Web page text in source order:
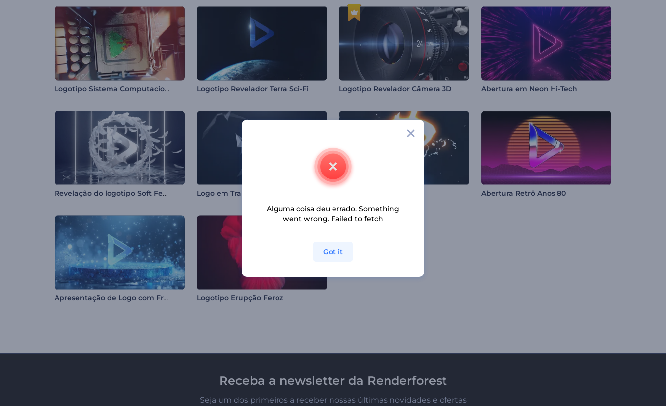
Logotipo Sistema Computacional Logotipo Revelador Terra Sci-Fi Logotipo Revelador Câmera 3D Abertura em Neon Hi-Tech
Revelação do logotipo Soft Feathers Logo em Transformação Abertura Retrô Anos 80
Apresentação de Logo com Fragmentos de Gelo Logotipo Erupção Feroz
Receba a newsletter da Renderforest
Seja um dos primeiros a receber nossas últimas novidades e ofertas
Alguma coisa deu errado. Something
went wrong. Failed to fetch
Got it